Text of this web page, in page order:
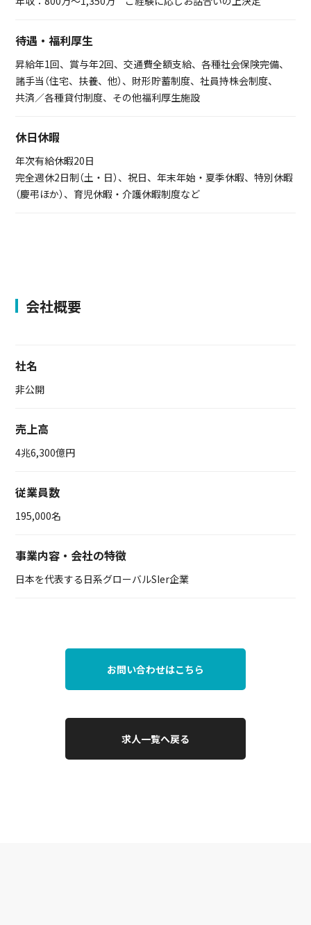
待遇・福利厚生
昇給年1回、賞与年2回、交通費全額支給、各種社会保険完備、
諸手当（住宅、扶養、他）、財形貯蓄制度、社員持株会制度、
共済／各種貸付制度、その他福利厚生施設
休日休暇
年次有給休暇20日
完全週休2日制（土・日）、祝日、年末年始・夏季休暇、特別休暇
（慶弔ほか）、育児休暇・介護休暇制度など
会社概要
社名
非公開
売上高
4兆6,300億円
従業員数
195,000名
事業内容・会社の特徴
日本を代表する日系グローバルSIer企業
お問い合わせはこちら
求人一覧へ戻る